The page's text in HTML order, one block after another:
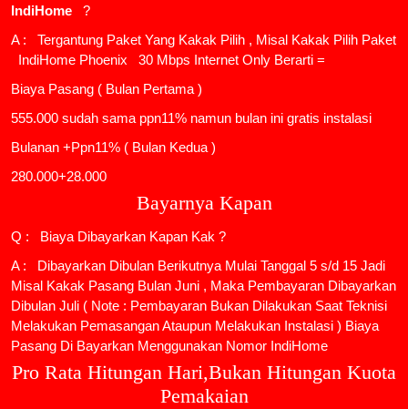
IndiHome
?
A : Tergantung Paket Yang Kakak Pilih , Misal Kakak Pilih Paket
IndiHome Phoenix
30 Mbps Internet Only Berarti =
Biaya Pasang ( Bulan Pertama )
555.000 sudah sama ppn11% namun bulan ini gratis instalasi
Bulanan +Ppn11% ( Bulan Kedua )
280.000+28.000
Bayarnya Kapan
Q : Biaya Dibayarkan Kapan Kak ?
A : Dibayarkan Dibulan Berikutnya Mulai Tanggal 5 s/d 15 Jadi
Misal Kakak Pasang Bulan Juni , Maka Pembayaran Dibayarkan
Dibulan Juli ( Note : Pembayaran Bukan Dilakukan Saat Teknisi
Melakukan Pemasangan Ataupun Melakukan Instalasi ) Biaya
Pasang Di Bayarkan Menggunakan Nomor IndiHome
Pro Rata Hitungan Hari,Bukan Hitungan Kuota
Pemakaian